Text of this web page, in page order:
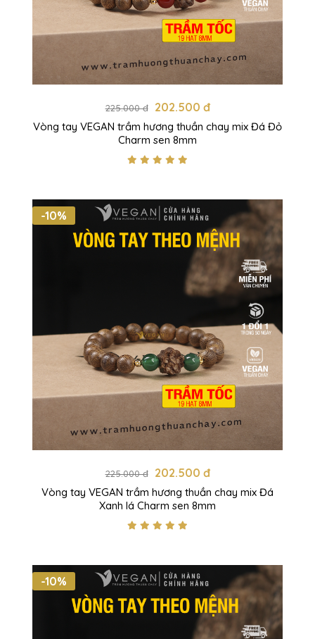
225.000 đ 202.500 đ
Vòng tay VEGAN trầm hương thuần chay mix Đá Đỏ
Charm sen 8mm
-10%
225.000 đ 202.500 đ
Vòng tay VEGAN trầm hương thuần chay mix Đá
Xanh lá Charm sen 8mm
-10%